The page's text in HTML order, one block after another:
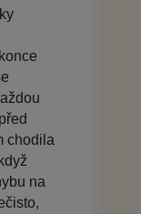
chodila
na